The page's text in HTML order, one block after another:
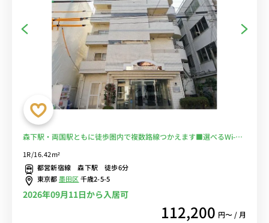
森下駅・両国駅ともに徒歩圏内で複数路線つかえます■選べるWi-Fi
1R/16.42m²
都営新宿線 森下駅 徒歩6分
東京都墨田区千歳2-5-5
2026年09月11日から入居可
112,200 円〜 / 月